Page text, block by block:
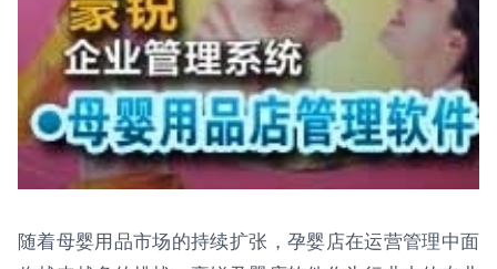
随着母婴用品市场的持续扩张，孕婴店在运营管理中面